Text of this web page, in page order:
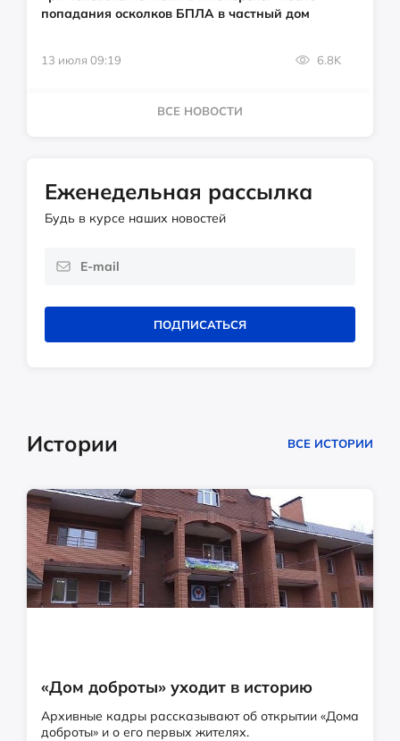
попадания осколков БПЛА в частный дом
13 июля 09:19 6.8K
ВСЕ НОВОСТИ
Еженедельная рассылка
Будь в курсе наших новостей
ПОДПИСАТЬСЯ
Истории ВСЕ ИСТОРИИ
«Дом доброты» уходит в историю
Архивные кадры рассказывают об открытии «Дома
доброты» и о его первых жителях.